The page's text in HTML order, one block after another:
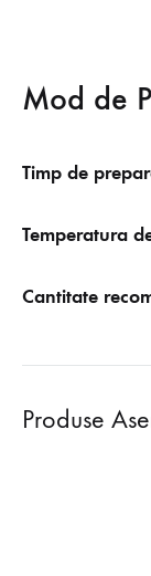
Mod de
Timp de
Temperatura
Cantitate
Produse